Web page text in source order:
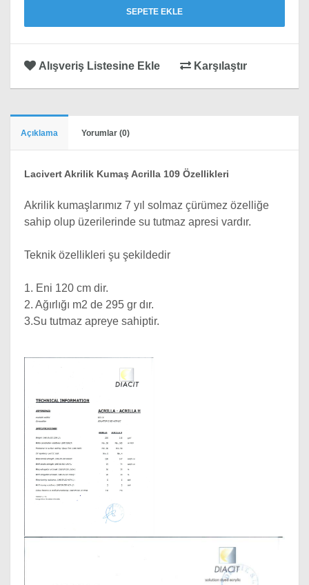
SEPETE EKLE
Alışveriş Listesine Ekle Karşılaştır
Açıklama Yorumlar (0)
Lacivert Akrilik Kumaş Acrilla 109 Özellikleri
Akrilik kumaşlarımız 7 yıl solmaz çürümez özelliğe
sahip olup üzerilerinde su tutmaz apresi vardır.
Teknik özellikleri şu şekildedir
1. Eni 120 cm dir.
2. Ağırlığı m2 de 295 gr dır.
3.Su tutmaz apreye sahiptir.